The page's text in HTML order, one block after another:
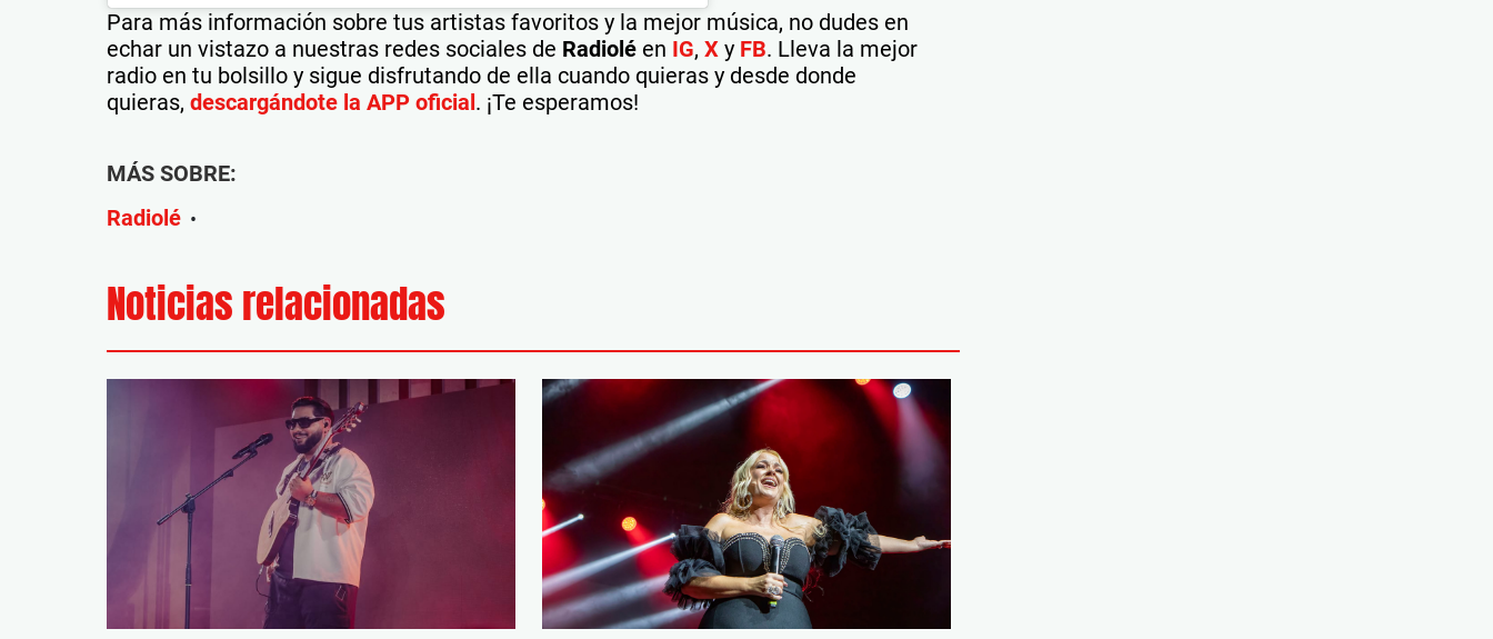
Para más información sobre tus artistas favoritos y la mejor música, no dudes en
echar un vistazo a nuestras redes sociales de Radiolé en IG, X y FB. Lleva la mejor
radio en tu bolsillo y sigue disfrutando de ella cuando quieras y desde donde
quieras, descargándote la APP oficial. ¡Te esperamos!
MÁS SOBRE:
Radiolé •
Noticias relacionadas